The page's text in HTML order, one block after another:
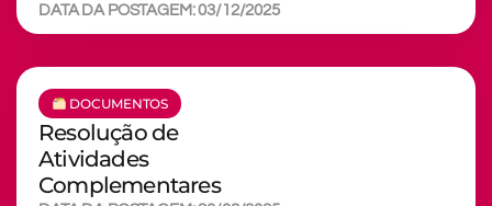
DATA DA POSTAGEM: 03/12/2025
DOCUMENTOS
Resolução de
Atividades
Complementares